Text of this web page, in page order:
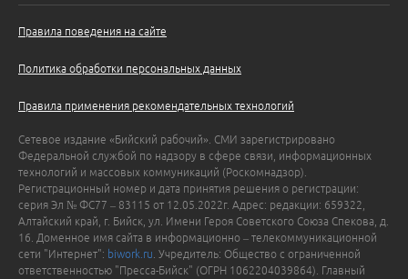
Правила поведения на сайте
Политика обработки персональных данных
Правила применения рекомендательных технологий
Сетевое издание «Бийский рабочий». СМИ зарегистрировано
Федеральной службой по надзору в сфере связи, информационных
технологий и массовых коммуникаций (Роскомнадзор).
Регистрационный номер и дата принятия решения о регистрации:
серия Эл № ФС77 – 83115 от 12.05.2022г. Адрес: редакции: 659322,
Алтайский край, г. Бийск, ул. Имени Героя Советского Союза Спекова, д.
16. Доменное имя сайта в информационно – телекоммуникационной
сети "Интернет": biwork.ru . Учредитель: Общество с ограниченной
ответственностью "Пресса-Бийск" (ОГРН 1062204039864). Главный